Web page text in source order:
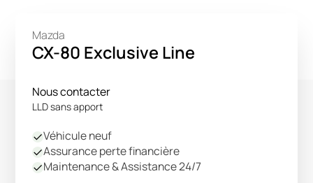
Mazda
CX-80 Exclusive Line
Nous contacter
LLD sans apport
Véhicule neuf
Assurance perte financière
Maintenance & Assistance 24/7